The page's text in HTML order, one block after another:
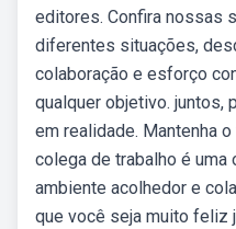
editores. Confira nossas
diferentes situações,
colaboração e esforço
qualquer objetivo. juntos,
em realidade. Mantenha
colega de trabalho é uma
ambiente acolhedor e
que você seja muito feliz